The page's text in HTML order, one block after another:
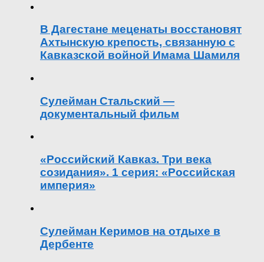
В Дагестане меценаты восстановят
Ахтынскую крепость, связанную с
Кавказской войной Имама Шамиля
Сулейман Стальский —
документальный фильм
«Российский Кавказ. Три века
созидания». 1 серия: «Российская
империя»
Сулейман Керимов на отдыхе в
Дербенте